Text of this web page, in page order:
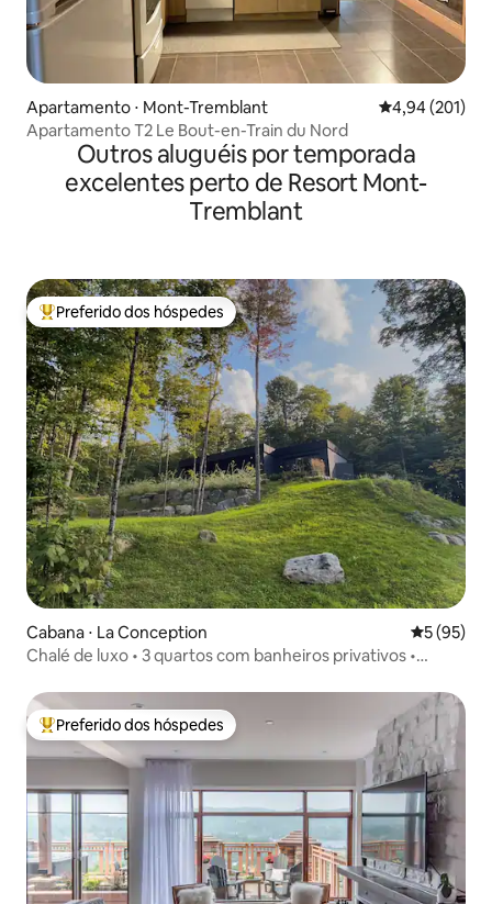
Apartamento ⋅ Mont-Tremblant 4,94 de uma
4,94 (201)
Apartamento T2 Le Bout-en-Train du Nord
Outros aluguéis por temporada
excelentes perto de Resort Mont-
Tremblant
Entre os melhores preferidos dos hóspedes
Preferido dos hóspedes
Cabana ⋅ La Conception 5 de uma
5 (95)
Chalé de luxo • 3 quartos com banheiros privativos •
Entre os melhores preferidos dos hóspedes
Preferido dos hóspedes